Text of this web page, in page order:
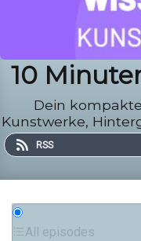
10
Dein
Kunstwerke,
erzählt, präzise
RSS
All episodes